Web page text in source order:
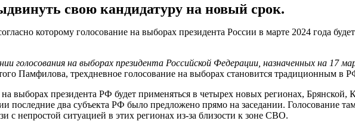
свою кандидатуру на новый срок.
которому голосование на выборах президента России в марте 2024 года
голосования на выборах президента Российской Федерации, назначенных на 17
Памфилова, трехдневное голосование на выборах становится традиционным в
президента РФ будет применяться в четырех новых регионах, Брянской,
последние два субъекта РФ было предложено прямо на заседании. Голосование
с непростой ситуацией в этих регионах из-за близости к зоне СВО.